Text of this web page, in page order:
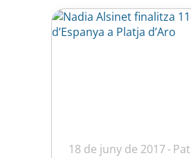
18 de juny de 2017